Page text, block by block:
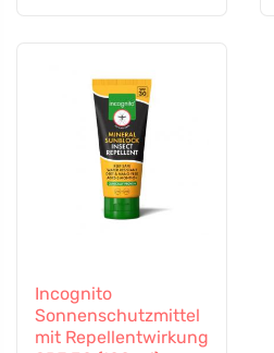
Incognito
Sonnenschutzmittel
mit Repellentwirkung